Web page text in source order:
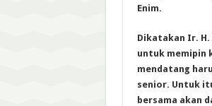
Enim.
Dikatakan Ir. H.
untuk memipin
mendatang
senior. Untuk
bersama akan